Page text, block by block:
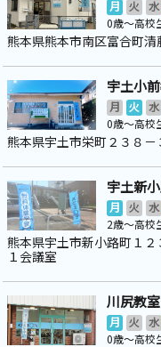
月 火 水
0歳～高校
熊本県熊本市南区富合町清
宇土小
月 火 水
0歳～高校
熊本県宇土市栄町２３８－
宇土新
月 火 水
2歳～高校
熊本県宇土市新小路町１
１会議室
川尻教室
月 火 水
0歳～高校